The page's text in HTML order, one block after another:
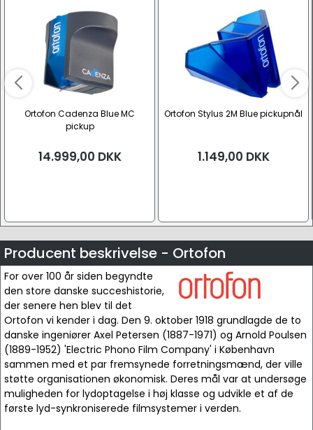
Ortofon Cadenza Blue MC
pickup
14.999,00 DKK
Ortofon Stylus 2M Blue pickupnål
1.149,00 DKK
Producent beskrivelse - Ortofon
For over 100 år siden begyndte
den store danske succeshistorie,
der senere hen blev til det
Ortofon vi kender i dag. Den 9. oktober 1918 grundlagde de to
danske ingeniører Axel Petersen (1887-1971) og Arnold Poulsen
(1889-1952) 'Electric Phono Film Company' i København
sammen med et par fremsynede forretningsmænd, der ville
støtte organisationen økonomisk. Deres mål var at undersøge
muligheden for lydoptagelse i høj klasse og udvikle et af de
første lyd-synkroniserede filmsystemer i verden.